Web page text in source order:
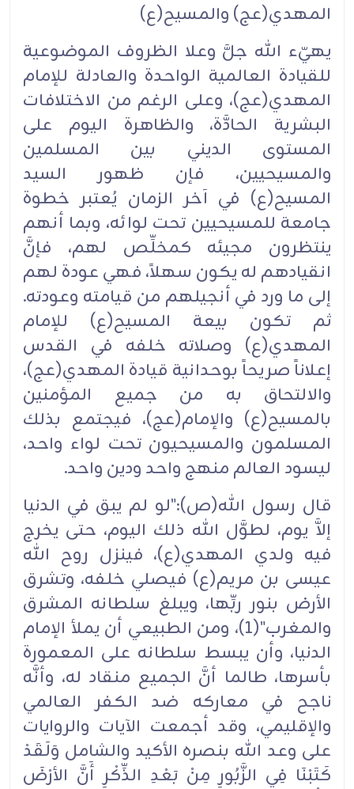
المهدي(عج) والمسيح(ع)‏
يهيّء الله جلَّ وعلا الظروف الموضوعية
للقيادة العالمية الواحدة والعادلة للإمام
المهدي(عج)، وعلى الرغم من الاختلافات
البشرية الحادَّة، والظاهرة اليوم على
المستوى الديني بين المسلمين
والمسيحيين، فإن ظهور السيد
المسيح(ع) في آخر الزمان يُعتبر خطوة
جامعة للمسيحيين تحت لوائه، وبما أنهم
ينتظرون مجيئه كمخلِّص لهم، فإنَّ
انقيادهم له يكون سهلاً، فهي عودة لهم
إلى ما ورد في أنجيلهم من قيامته وعودته.
ثم تكون بيعة المسيح(ع) للإمام
المهدي(ع) وصلاته خلفه في القدس
إعلاناً صريحاً بوحدانية قيادة المهدي(عج)،
والالتحاق به من جميع المؤمنين
بالمسيح(ع) والإمام(عج)، فيجتمع بذلك
المسلمون والمسيحيون تحت لواء واحد،
ليسود العالم منهج واحد ودين واحد.‏
قال رسول الله(ص):"لو لم يبق في الدنيا
إلاَّ يوم، لطوَّل الله ذلك اليوم، حتى يخرج
فيه ولدي المهدي(ع)، فينزل روح الله
عيسى بن مريم(ع) فيصلي خلفه، وتشرق
الأرض بنور ربِّها، ويبلغ سلطانه المشرق
والمغرب"(1)، ومن الطبيعي أن يملأ الإمام
الدنيا، وأن يبسط سلطانه على المعمورة
بأسرها، طالما أنَّ الجميع منقاد له، وأنَّه
ناجح في معاركه ضد الكفر العالمي
والإقليمي، وقد أجمعت الآيات والروايات
على وعد الله بنصره الأكيد والشامل وَلَقَدْ
كَتَبْنَا فِي الزَّبُورِ مِنْ بَعْدِ الذِّكْرِ أَنَّ الأرْضَ